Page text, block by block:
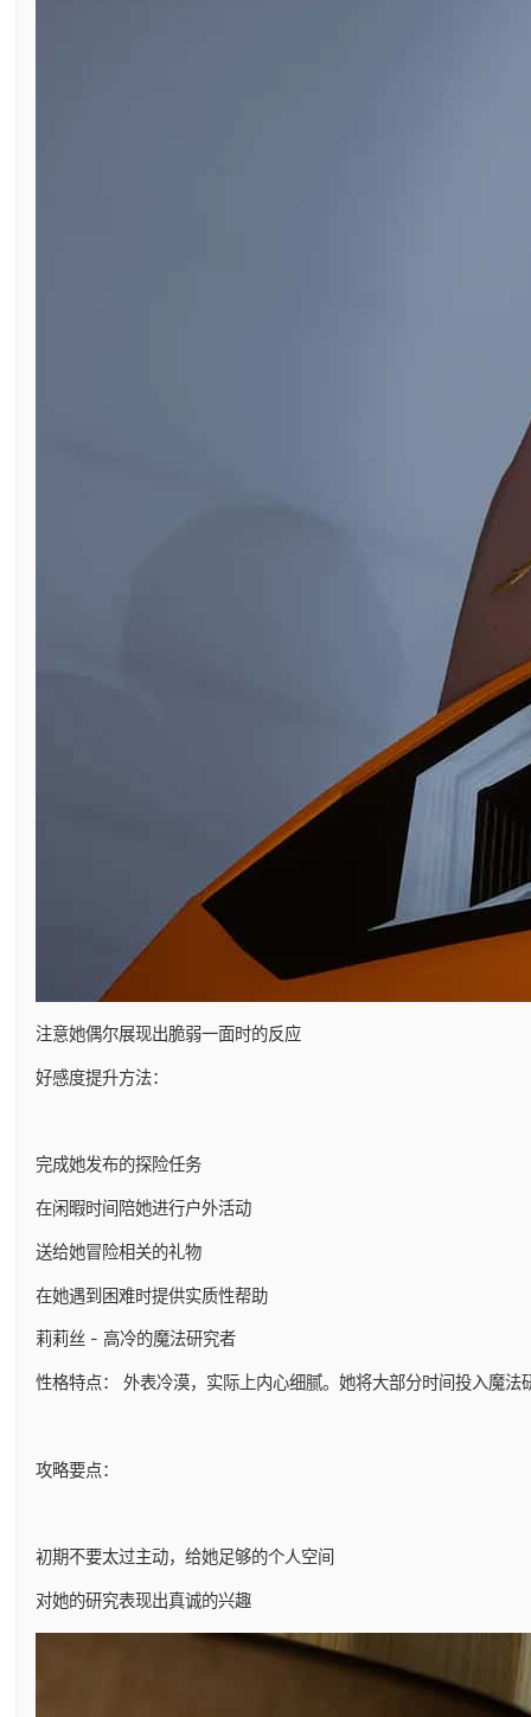
注意她偶尔展现出脆弱一面时的反应
好感度提升方法：
完成她发布的探险任务
在闲暇时间陪她进行户外活动
送给她冒险相关的礼物
在她遇到困难时提供实质性帮助
莉莉丝 - 高冷的魔法研究者
性格特点： 外表冷漠，实际上内心细腻。她将大部分时间投入魔
攻略要点：
初期不要太过主动，给她足够的个人空间
对她的研究表现出真诚的兴趣